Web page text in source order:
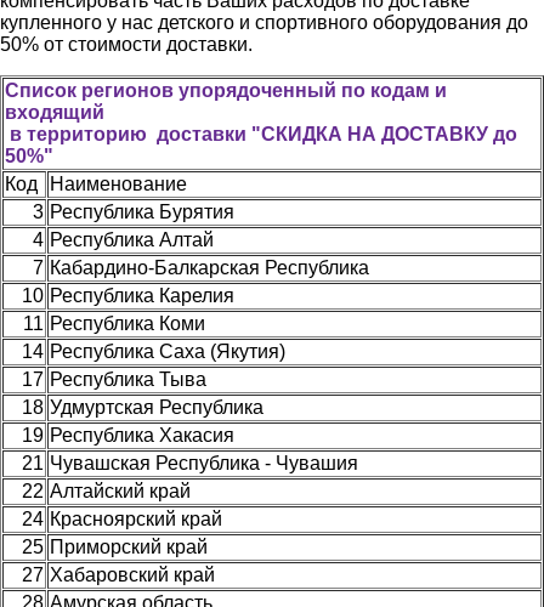
купленного у нас детского и спортивного оборудования до
50% от стоимости доставки.
Список регионов упорядоченный по кодам и
входящий
в территорию доставки "СКИДКА НА ДОСТАВКУ до
50%"
Код
Наименование
3 Республика Бурятия
4 Республика Алтай
7 Кабардино-Балкарская Республика
10 Республика Карелия
11 Республика Коми
14 Республика Саха (Якутия)
17 Республика Тыва
18 Удмуртская Республика
19 Республика Хакасия
21 Чувашская Республика - Чувашия
22 Алтайский край
24 Красноярский край
25 Приморский край
27 Хабаровский край
28 Амурская область